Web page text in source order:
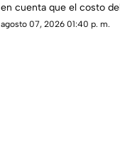
en cuenta que el costo
diario y varía por estación.
agosto 07, 2026 01:40 p. m.